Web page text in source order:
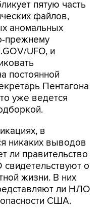
аномальных
прежнему
UFO, и
постоянной
Пентагона
уже ведется
в
ли правительство
о
жизни. В них
ли НЛО
США.
что публикация